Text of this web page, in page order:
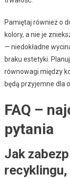
Pamiętaj również o
kolory, a nie je
— niedokładne
braku estetyki.
równowagi między
będą przyjemne dla
FAQ –
pytania
Jak
recyklingu,